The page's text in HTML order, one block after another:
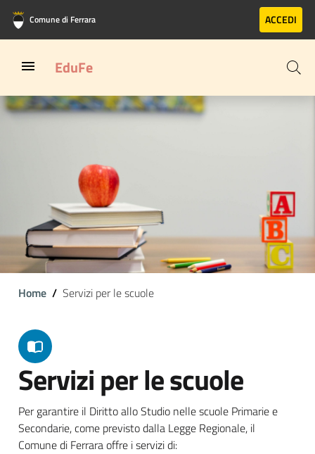
Vai al contenuto principale
Vai al footer
Comune di Ferrara ACCEDI
EduFe
Home Servizi per le scuole
Servizi per le scuole
Per garantire il Diritto allo Studio nelle scuole Primarie e
Secondarie, come previsto dalla Legge Regionale, il
Comune di Ferrara offre i servizi di: